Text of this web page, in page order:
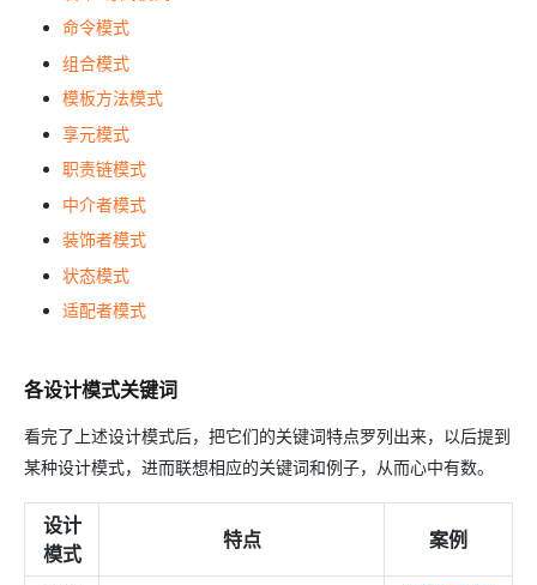
命令模式
组合模式
模板方法模式
享元模式
职责链模式
中介者模式
装饰者模式
状态模式
适配者模式
各设计模式关键词
看完了上述设计模式后，把它们的关键词特点罗列出来，以后提到
某种设计模式，进而联想相应的关键词和例子，从而心中有数。
设计
模式
特点 案例